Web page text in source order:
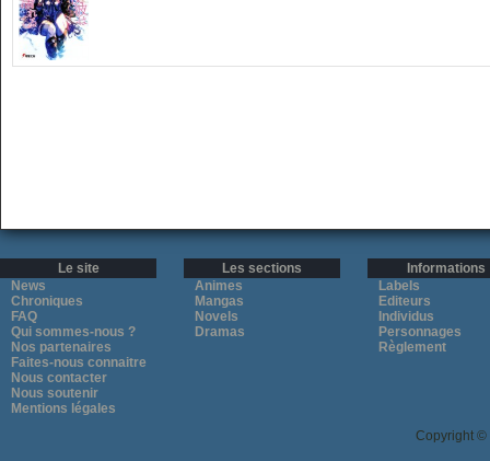
Le site
News
Chroniques
FAQ
Qui sommes-nous ?
Nos partenaires
Faites-nous connaitre
Nous contacter
Nous soutenir
Mentions légales
Les sections
Animes
Mangas
Novels
Dramas
Informations
Labels
Editeurs
Individus
Personnages
Règlement
Copyright ©